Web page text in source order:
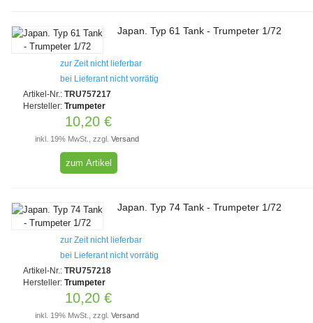
Japan. Typ 61 Tank - Trumpeter 1/72
zur Zeit nicht lieferbar
bei Lieferant nicht vorrätig
Artikel-Nr.:TRU757217
Hersteller:Trumpeter
10,20 €
inkl. 19% MwSt., zzgl. Versand
zum Artikel
Japan. Typ 74 Tank - Trumpeter 1/72
zur Zeit nicht lieferbar
bei Lieferant nicht vorrätig
Artikel-Nr.:TRU757218
Hersteller:Trumpeter
10,20 €
inkl. 19% MwSt., zzgl. Versand